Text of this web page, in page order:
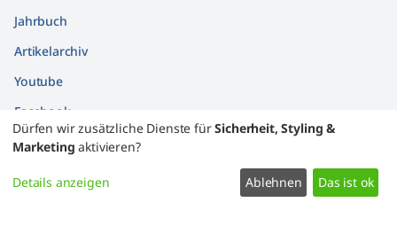
Jahrbuch
Artikelarchiv
Youtube
Facebook
Findbücher
Widerrufsformular
Dürfen wir zusätzliche Dienste fürSicherheit, Styling &
Marketing aktivieren?
Details anzeigen Ablehnen Das ist ok